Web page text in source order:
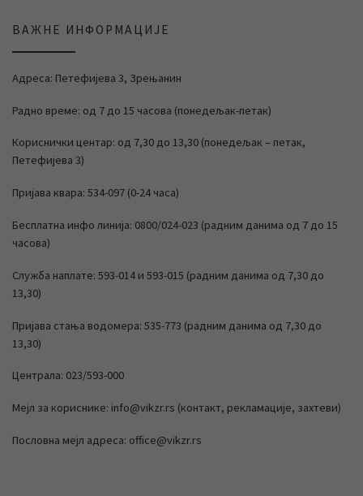
ВАЖНЕ ИНФОРМАЦИЈЕ
Адреса: Петефијева 3, Зрењанин
Радно време: од 7 до 15 часова (понедељак-петак)
Кориснички центар: од 7,30 до 13,30 (понедељак – петак,
Петефијева 3)
Пријава квара: 534-097 (0-24 часа)
Бесплатна инфо линија: 0800/024-023 (радним данима од 7 до 15
часова)
Служба наплате: 593-014 и 593-015 (радним данима од 7,30 до
13,30)
Пријава стања водомера: 535-773 (радним данима од 7,30 до
13,30)
Централа: 023/593-000
Мејл за кориснике: info@vikzr.rs (контакт, рекламације, захтеви)
Пословна мејл адреса: office@vikzr.rs